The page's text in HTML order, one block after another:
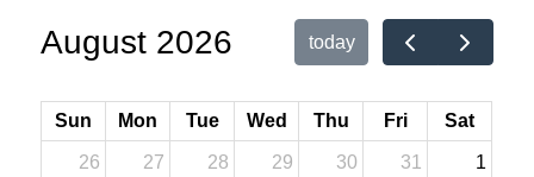
August 2026 today
Sun Mon Tue Wed Thu Fri Sat
26 27 28 29 30 31 1